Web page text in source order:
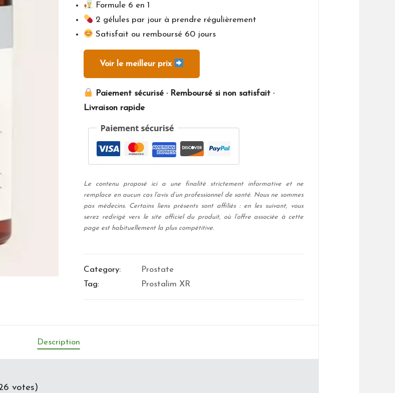
initial
était :
69,00 €.
est :
33,00 €.
Formule 6 en 1
2 gélules par jour à prendre régulièrement
Satisfait ou remboursé 60 jours
Voir le meilleur prix
Paiement sécurisé · Remboursé si non satisfait ·
Livraison rapide
Le contenu proposé ici a une finalité strictement informative et ne
remplace en aucun cas l’avis d’un professionnel de santé. Nous ne sommes
pas médecins. Certains liens présents sont affiliés : en les suivant, vous
serez redirigé vers le site officiel du produit, où l’offre associée à cette
page est habituellement la plus compétitive.
Category:
Prostate
Tag:
Prostalim XR
Description
votes)